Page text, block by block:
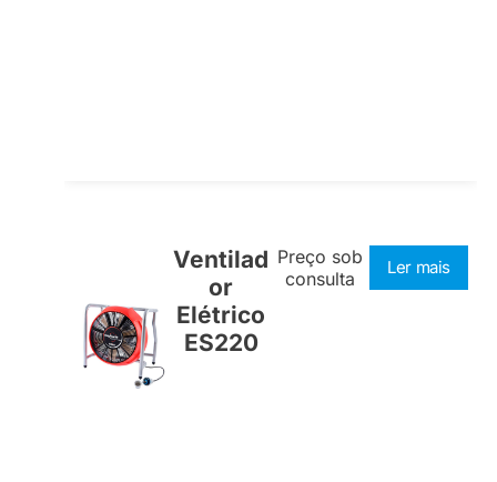
Ventilad
or
Elétrico
ES220
Preço sob
consulta
Ler mais